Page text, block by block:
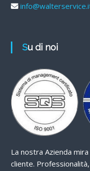
Su di noi
La nostra Azienda
cliente.